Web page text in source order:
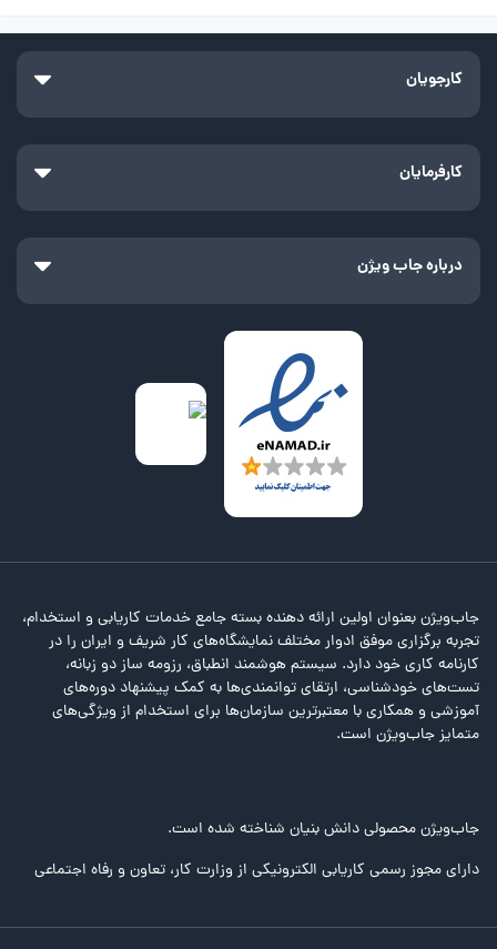
کارجویان
کارفرمایان
درباره جاب ویژن
جاب‌ویژن بعنوان اولین ارائه دهنده بسته جامع خدمات کاریابی و استخدام،
تجربه برگزاری موفق ادوار مختلف نمایشگاه‌های کار شریف و ایران را در
کارنامه کاری خود دارد. سیستم هوشمند انطباق، رزومه ساز دو زبانه،
تست‌های خودشناسی، ارتقای توانمندی‌ها به کمک پیشنهاد دوره‌های
آموزشی و همکاری با معتبرترین سازمان‌ها برای استخدام از ویژگی‌های
متمایز جاب‌ویژن است.
جاب‌ویژن محصولی دانش بنیان شناخته شده است.
دارای مجوز رسمی کاریابی الکترونیکی از وزارت کار، تعاون و رفاه اجتماعی